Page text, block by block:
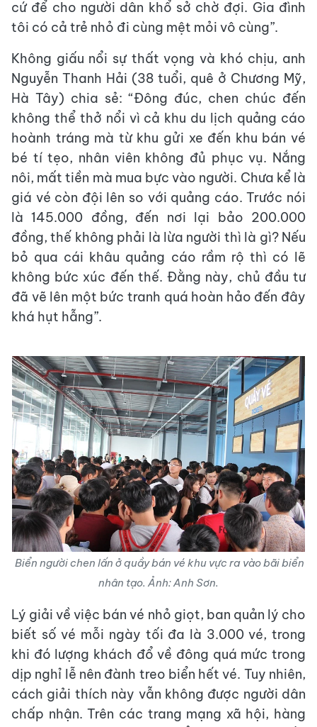
cứ để cho người dân khổ sở chờ đợi. Gia đình
tôi có cả trẻ nhỏ đi cùng mệt mỏi vô cùng”.
Không giấu nổi sự thất vọng và khó chịu, anh
Nguyễn Thanh Hải (38 tuổi, quê ở Chương Mỹ,
Hà Tây) chia sẻ: “Đông đúc, chen chúc đến
không thể thở nổi vì cả khu du lịch quảng cáo
hoành tráng mà từ khu gửi xe đến khu bán vé
bé tí tẹo, nhân viên không đủ phục vụ. Nắng
nôi, mất tiền mà mua bực vào người. Chưa kể là
giá vé còn đội lên so với quảng cáo. Trước nói
là 145.000 đồng, đến nơi lại bảo 200.000
đồng, thế không phải là lừa người thì là gì? Nếu
bỏ qua cái khâu quảng cáo rầm rộ thì có lẽ
không bức xúc đến thế. Đằng này, chủ đầu tư
đã vẽ lên một bức tranh quá hoàn hảo đến đây
khá hụt hẫng”.
Biển người chen lấn ở quầy bán vé khu vực ra vào bãi biển
nhân tạo. Ảnh: Anh Sơn.
Lý giải về việc bán vé nhỏ giọt, ban quản lý cho
biết số vé mỗi ngày tối đa là 3.000 vé, trong
khi đó lượng khách đổ về đông quá mức trong
dịp nghỉ lễ nên đành treo biển hết vé. Tuy nhiên,
cách giải thích này vẫn không được người dân
chấp nhận. Trên các trang mạng xã hội, hàng